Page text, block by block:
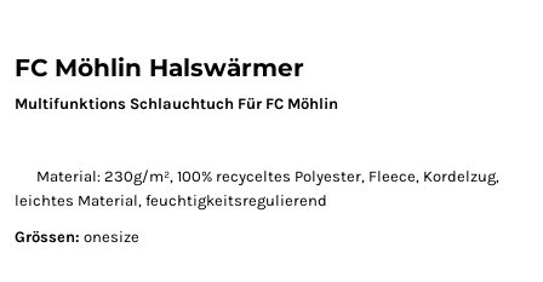
FC Möhlin Halswärmer
Multifunktions Schlauchtuch Für FC Möhlin
Material: 230g/m², 100% recyceltes Polyester, Fleece, Kordelzug,
leichtes Material, feuchtigkeitsregulierend
Grössen: onesize